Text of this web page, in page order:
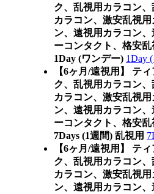
ク、乱視用カラコン
カラコン、激安乱視
ン、遠視用カラコン
ーコンタクト、格安
1Day (ワンデー) 1Day
【6ヶ月/遠視用】 テ
ク、乱視用カラコン
カラコン、激安乱視
ン、遠視用カラコン
ーコンタクト、格安
7Days (1週間) 乱視用
【6ヶ月/遠視用】 テ
ク、乱視用カラコン
カラコン、激安乱視
ン、遠視用カラコン